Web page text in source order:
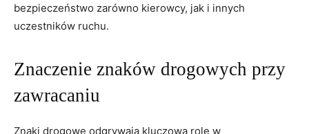
bezpieczeństwo zarówno kierowcy, jak i innych
uczestników ruchu.
Znaczenie znaków drogowych przy
zawracaniu
Znaki drogowe odgrywają kluczową rolę w